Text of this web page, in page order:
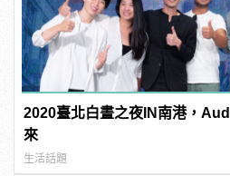
2020臺北白晝之夜IN南港，
來
生活話題